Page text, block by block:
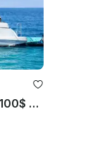
Alugue este lindo 50' Sealine com 100$ de desconto ou um jetski grátis de segunda a sexta-feira!